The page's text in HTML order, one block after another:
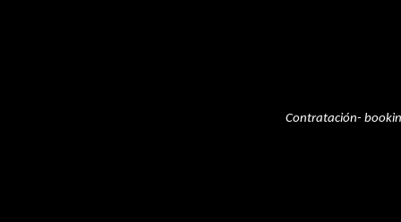
Contratación-